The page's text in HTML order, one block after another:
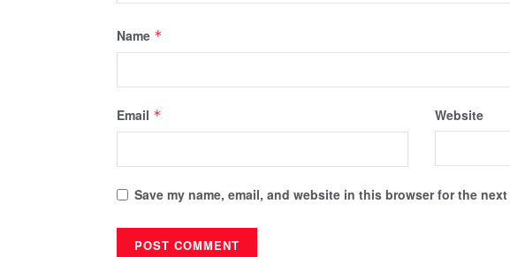
Name *
Email * Website
Save my name, email, and website in this browser for the